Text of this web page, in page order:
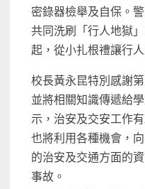
密錄器檢舉及自保。
共同洗刷「行人地獄
起，從小扎根禮讓行
校長黃永昆特別感謝
並將相關知識傳遞給
示，治安及交安工作
也將利用各種機會，
的治安及交通方面的
事故。